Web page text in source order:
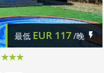
最低 EUR 117/晚